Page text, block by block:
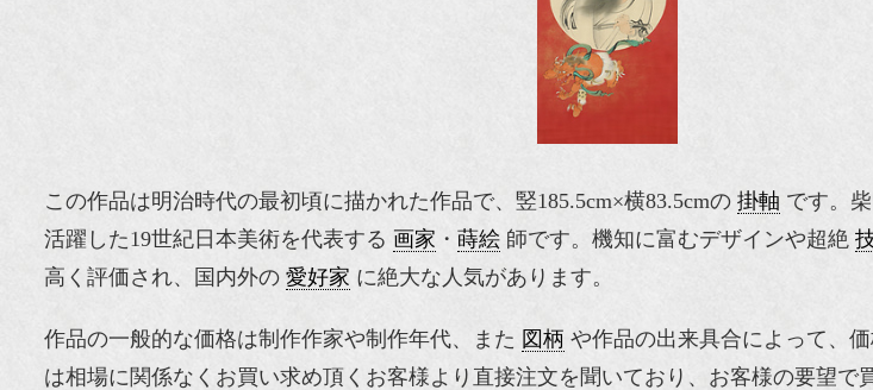
この作品は明治時代の最初頃に描かれた作品で、竪185.5cm×横83.5cmの 掛軸 です。
活躍した19世紀日本美術を代表する 画家 ・ 蒔絵 師です。機知に富むデザインや超絶
高く評価され、国内外の 愛好家 に絶大な人気があります。
作品の一般的な価格は制作作家や制作年代、また 図柄 や作品の出来具合によって、
は相場に関係なくお買い求め頂くお客様より直接注文を聞いており、お客様の要望で